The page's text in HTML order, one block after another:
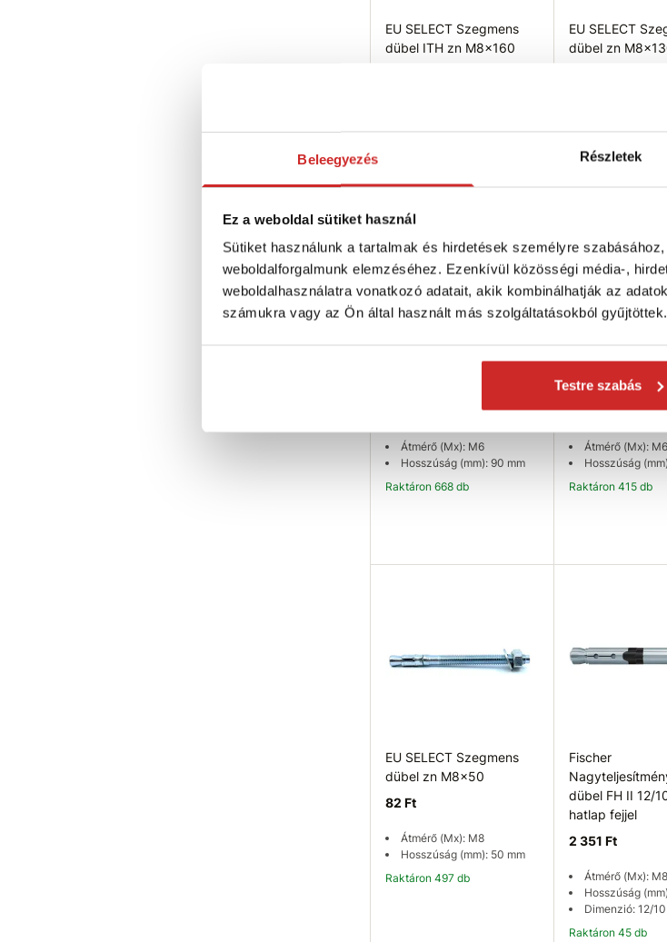
Beleegyezés Részletek
Ez a weboldal sütiket használ
Sütiket használunk a tartalmak és hirdetések személyre
weboldalforgalmunk elemzéséhez. Ezenkívül közösségi média-,
weboldalhasználatra vonatkozó adatait, akik kombinálhatják az
számukra vagy az Ön által használt más szolgáltatásokból gyűjtöttek.
Testre szabás
EU SELECT Szegmens
dübel ITH zn M8x160
EU SELECT
dübel zn
Raktáron 288 db
EU SELECT Szegmens
Átmérő (Mx): M6
Hosszúság (mm): 90 mm
Raktáron 668 db
EU SELECT
dübel zn M6x55
85 Ft
Átmérő (Mx): M6
Hosszúság
Raktáron 415 db
EU SELECT Szegmens
dübel zn M8x50
82 Ft
Átmérő (Mx): M8
Hosszúság (mm): 50 mm
Raktáron 497 db
Fischer
dübel FH II 12/
hatlap fejjel
2 351 Ft
Átmérő (Mx): M8
Hosszúság
Dimenzió: 12/10
Raktáron 45 db